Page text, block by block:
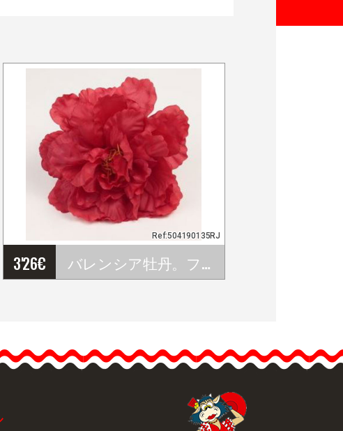
3'26€ バレンシア牡丹。フラメンコの花。赤。 12cm
Ref:504190135RJ
ip;